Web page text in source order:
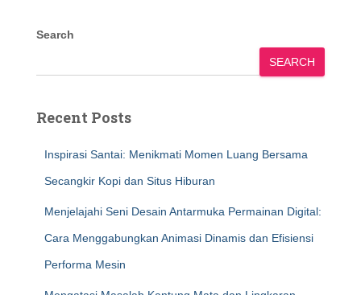
Search
SEARCH
Recent Posts
Inspirasi Santai: Menikmati Momen Luang Bersama
Secangkir Kopi dan Situs Hiburan
Menjelajahi Seni Desain Antarmuka Permainan Digital:
Cara Menggabungkan Animasi Dinamis dan Efisiensi
Performa Mesin